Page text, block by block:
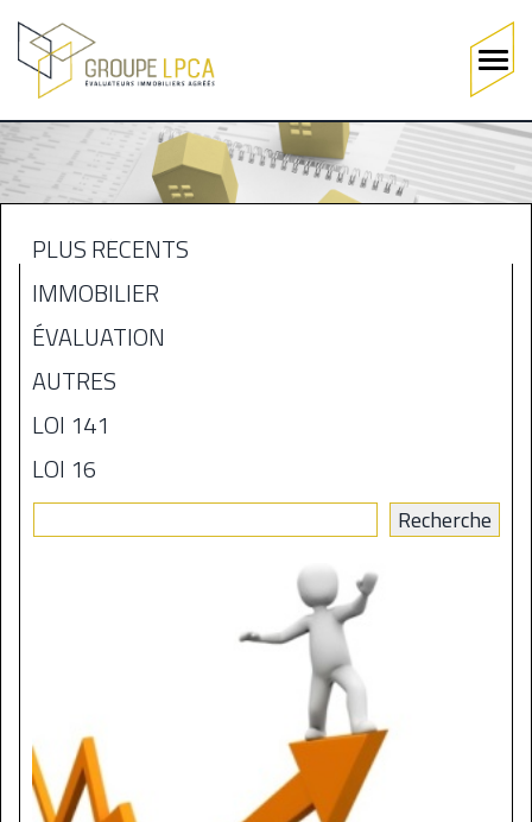
Aller
au
contenu
Main
navigation
MENU
BLOGUE
PLUS RÉCENTS
IMMOBILIER
ÉVALUATION
AUTRES
LOI 141
LOI 16